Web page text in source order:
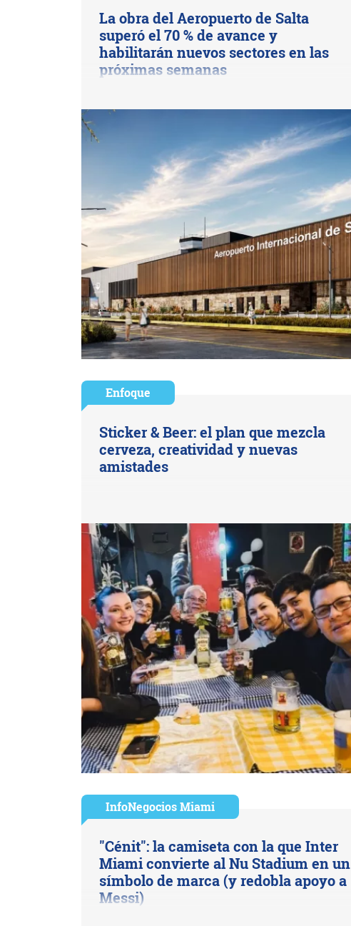
La obra del Aeropuerto de Salta
superó el 70 % de avance y
habilitarán nuevos sectores en las
próximas semanas
Enfoque
Sticker & Beer: el plan que mezcla
cerveza, creatividad y nuevas
amistades
InfoNegocios Miami
"Cénit": la camiseta con la que Inter
Miami convierte al Nu Stadium en un
símbolo de marca (y redobla apoyo a
Messi)